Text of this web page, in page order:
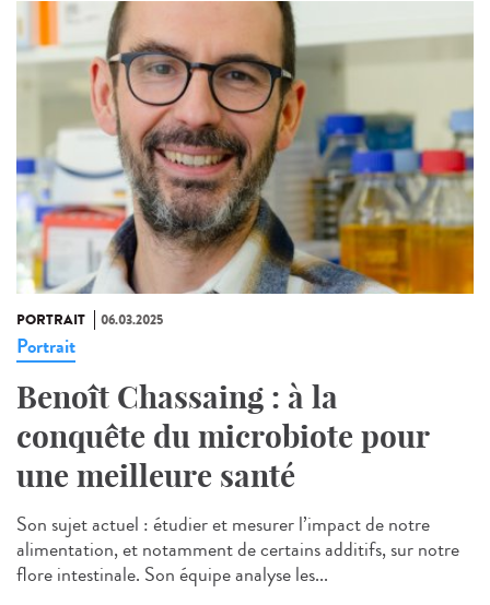
PORTRAIT 06.03.2025
Portrait
Benoît Chassaing : à la
conquête du microbiote pour
une meilleure santé
Son sujet actuel : étudier et mesurer l’impact de notre
alimentation, et notamment de certains additifs, sur notre
flore intestinale. Son équipe analyse les...